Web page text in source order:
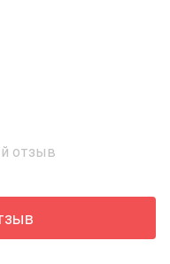
отзыв